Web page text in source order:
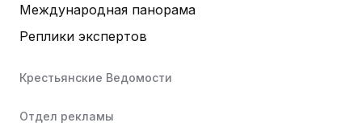
Международная панорама
Реплики экспертов
Крестьянские Ведомости
Отдел рекламы